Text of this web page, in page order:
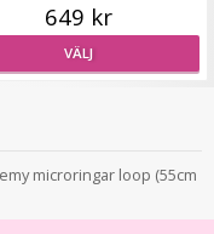
649 kr
VÄLJ
microringar loop (55cm